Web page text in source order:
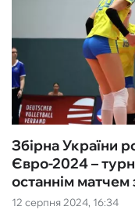
12 серпня 2024, 16:34
Збірна України
Євро-2024 –
останнім матчем